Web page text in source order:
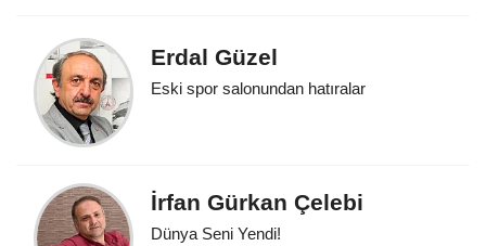
Erdal Güzel
Eski spor salonundan hatıralar
İrfan Gürkan Çelebi
Dünya Seni Yendi!